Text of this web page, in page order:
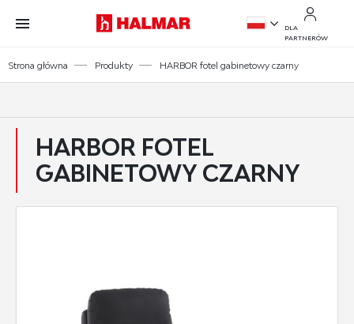
Przejdź do treści.
Przejdź do menu.
Przejdź do wyszukiwarki.
EN
DLA
PARTNERÓW
Strona główna Produkty HARBOR fotel gabinetowy czarny
HARBOR FOTEL
GABINETOWY CZARNY